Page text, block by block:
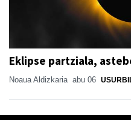
Eklipse partziala,
Noaua Aldizkaria abu 06